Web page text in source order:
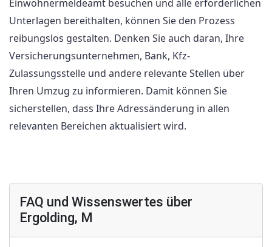
Einwohnermeldeamt besuchen und alle erforderlichen
Unterlagen bereithalten, können Sie den Prozess
reibungslos gestalten. Denken Sie auch daran, Ihre
Versicherungsunternehmen, Bank, Kfz-
Zulassungsstelle und andere relevante Stellen über
Ihren Umzug zu informieren. Damit können Sie
sicherstellen, dass Ihre Adressänderung in allen
relevanten Bereichen aktualisiert wird.
FAQ und Wissenswertes über
Ergolding, M